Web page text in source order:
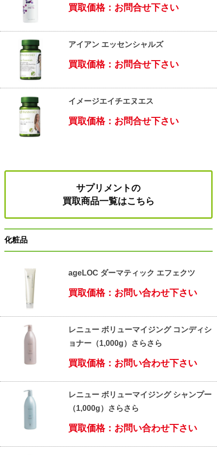
買取価格：お問合せ下さい
アイアン エッセンシャルズ
買取価格：お問合せ下さい
イメージエイチエヌエス
買取価格：お問合せ下さい
サプリメントの
買取商品一覧はこちら
化粧品
ageLOC ダーマティック エフェクツ
買取価格：お問い合わせ下さい
レニュー ボリューマイジング コンディシ
ョナー（1,000g）さらさら
買取価格：お問い合わせ下さい
レニュー ボリューマイジング シャンプー
（1,000g）さらさら
買取価格：お問い合わせ下さい